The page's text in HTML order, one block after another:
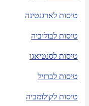
טיסות לארגנטינה
טיסות לבוליביה
טיסות לסנטיאגו
טיסות לברזיל
טיסות לקולומביה